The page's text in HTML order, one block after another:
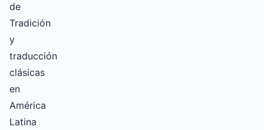
de
Tradición
y
traducción
clásicas
en
América
Latina